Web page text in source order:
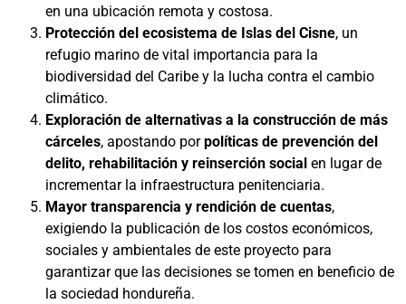
en una ubicación remota y costosa.
Protección del ecosistema de Islas del Cisne, un
refugio marino de vital importancia para la
biodiversidad del Caribe y la lucha contra el cambio
climático.
Exploración de alternativas a la construcción de más
cárceles, apostando porpolíticas de prevención del
delito, rehabilitación y reinserción social en lugar de
incrementar la infraestructura penitenciaria.
Mayor transparencia y rendición de cuentas,
exigiendo la publicación de los costos económicos,
sociales y ambientales de este proyecto para
garantizar que las decisiones se tomen en beneficio de
la sociedad hondureña.